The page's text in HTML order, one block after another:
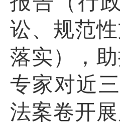
讼、规范
落实），
专家对近
法案卷开